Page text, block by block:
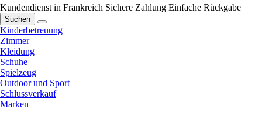
Kundendienst in Frankreich Sichere Zahlung Einfache Rückgabe
Suchen
Kinderbetreuung
Zimmer
Kleidung
Schuhe
Spielzeug
Outdoor und Sport
Schlussverkauf
Marken